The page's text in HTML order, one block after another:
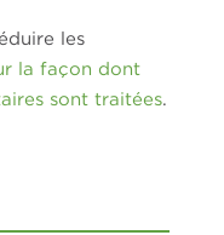
les
la façon dont
sont traitées.